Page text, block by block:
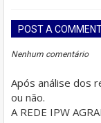
POST A
Nenhum comentário
Após análise dos
ou não.
A REDE IPW